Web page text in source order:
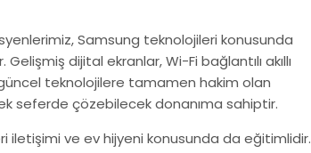
Samsung teknolojileri konusunda
dijital ekranlar, Wi-Fi bağlantılı akıllı
teknolojilere tamamen hakim olan
seferde çözebilecek donanıma sahiptir.
ve ev hijyeni konusunda da eğitimlidir.